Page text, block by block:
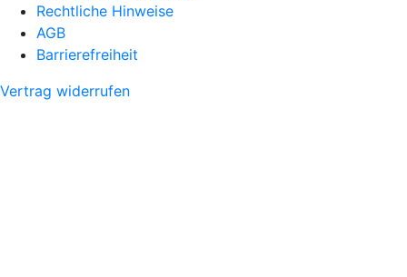
Rechtliche Hinweise
AGB
Barrierefreiheit
Vertrag widerrufen